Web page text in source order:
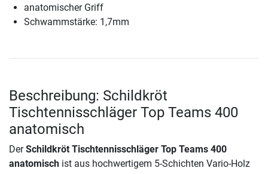
anatomischer Griff
Schwammstärke: 1,7mm
Beschreibung: Schildkröt
Tischtennisschläger Top Teams 400
anatomisch
DerSchildkröt Tischtennisschläger Top Teams 400
anatomisch ist aus hochwertigem 5-Schichten Vario-Holz